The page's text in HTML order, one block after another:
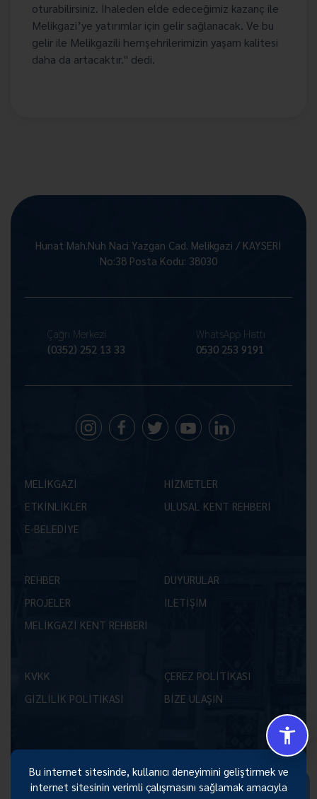
oturabilirsiniz. İhaleden elde edeceğimiz kazanç ile
Melikgazi’ye yatırımlar için gelir sağlanacak. Ve bu
gelir ile Melikgazili hemşehrilerimizin yaşam kalitesi
daha da artacaktır." dedi.
Hunat Mah.Nuh Naci Yazgan Cad. Melikgazi / KAYSERİ
No:38 Posta Kodu: 38030
Çağrı Merkezi
(0352) 252 13 33
WhatsApp Hattı
0530 253 9191
MELİKGAZİ
HİZMETLER
ETKİNLİKLER
ULUSAL KENT REHBERİ
E-BELEDİYE
REHBER
DUYURULAR
PROJELER
İLETİŞİM
MELİKGAZİ KENT REHBERİ
KVKK
ÇEREZ POLİTİKASI
GİZLİLİK POLİTİKASI
BİZE ULAŞIN
Size Nasıl Yardımcı Olabilirim 😊
Bu internet sitesinde, kullanıcı deneyimini geliştirmek ve
internet sitesinin verimli çalışmasını sağlamak amacıyla